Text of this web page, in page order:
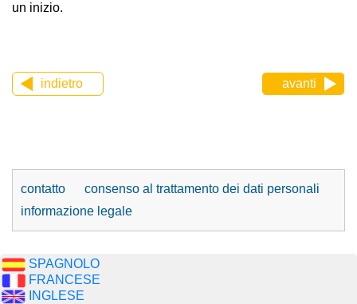
un inizio.
indietro avanti
contatto
consenso al trattamento dei dati personali
informazione legale
SPAGNOLO
FRANCESE
INGLESE